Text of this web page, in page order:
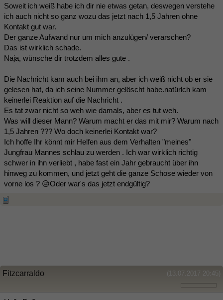
Soweit ich weiß habe ich dir nie etwas getan, deswegen verstehe
ich auch nicht so ganz wozu das jetzt nach 1,5 Jahren ohne
Kontakt gut war.
Der ganze Aufwand nur um mich anzulügen/ verarschen?
Das ist wirklich schade.
Naja, wünsche dir trotzdem alles gute .
Die Nachricht kam auch bei ihm an, aber ich weiß nicht ob er sie
gelesen hat, da ich seine Nummer gelöscht habe.natürlch kam
keinerlei Reaktion auf die Nachricht .
Es tat zwar nicht so weh wie damals, aber es tut weh.
Was will dieser Mann? Warum macht er das mit mir? Warum nach
1,5 Jahren ??? Wo doch keinerlei Kontakt war?
Ich hoffe Ihr könnt mir Helfen aus dem Verhalten "meines"
Jungfrau Mannes schlau zu werden . Ich war wirklich richtig
schwer in ihn verliebt , habe fast ein Jahr gebraucht über ihn
hinweg zu kommen, und jetzt geht die ganze Schose wieder von
vorne los ? 😔Oder war's das jetzt endgültig?
(13.07.2017 20:45)
Fitzcarraldo